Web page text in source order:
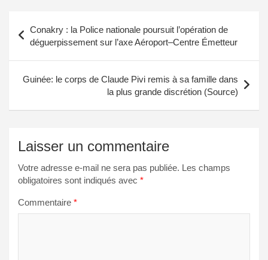
de
l’article
Conakry : la Police nationale poursuit l’opération de
déguerpissement sur l’axe Aéroport–Centre Émetteur
Guinée: le corps de Claude Pivi remis à sa famille dans
la plus grande discrétion (Source)
Laisser un commentaire
Votre adresse e-mail ne sera pas publiée. Les champs
obligatoires sont indiqués avec *
Commentaire *